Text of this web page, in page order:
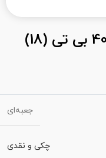
جعبه‌ای
چکی و نقدی